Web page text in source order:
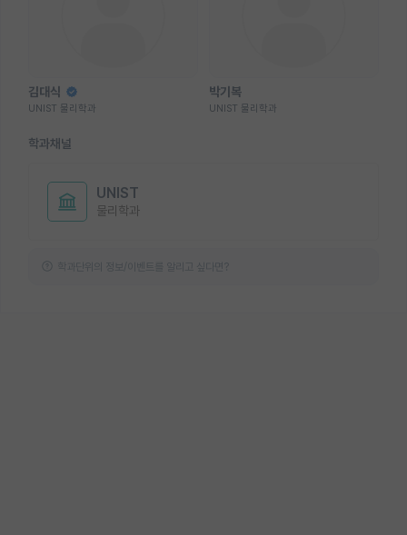
김대식
UNIST 물리학과
박기복
UNIST 물리학과
학과채널
UNIST
물리학과
학과단위의 정보/이벤트를 알리고 싶다면?